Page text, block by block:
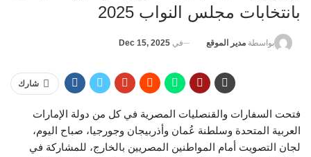
بانتخابات مجلس النواب 2025
بواسطة مدير الموقع في Dec 15, 2025
شارك
فتحت السفارات والقنصليات المصرية في كل من دولة الإمارات
العربية المتحدة وسلطنة عُمان وأذربيجان وجورجيا، صباح اليوم،
لجان التصويت أمام المواطنين المصريين بالخارج، للمشاركة في